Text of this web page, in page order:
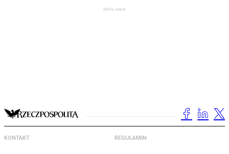
KONTAKT REGULAMIN